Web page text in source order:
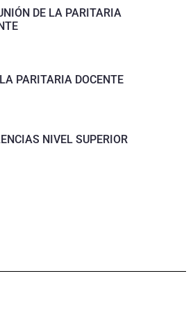
DE LA PARITARIA
PARITARIA DOCENTE
NIVEL SUPERIOR